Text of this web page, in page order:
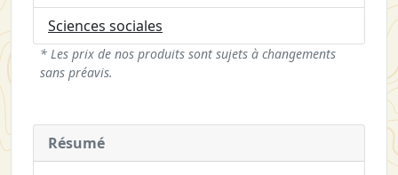
Sciences sociales
* Les prix de nos produits sont sujets à changements
sans préavis.
Résumé